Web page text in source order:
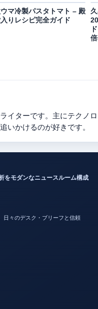
マ冷製パスタトマト – 殿
りレシピ完全ガイド
イターです。主にテクノ
いかけるのが好きです。
をモダンなニュースルーム構成
日々のデスク・ブリーフと信頼